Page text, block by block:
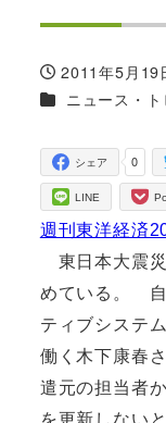
投稿日
2011年5月19
カテゴリー
ニュース・ト
0
シェア
LINE
週刊東洋経済
東日本大震
めている。 自
ティブシステ
働く木下康春
遣元の担当者
を更新しない